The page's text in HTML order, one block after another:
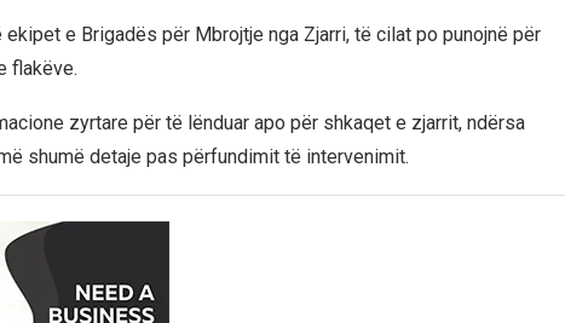
e Brigadës për Mbrojtje nga Zjarri, të cilat po punojnë për
flakëve.
zyrtare për të lënduar apo për shkaqet e zjarrit, ndërsa
shumë detaje pas përfundimit të intervenimit.